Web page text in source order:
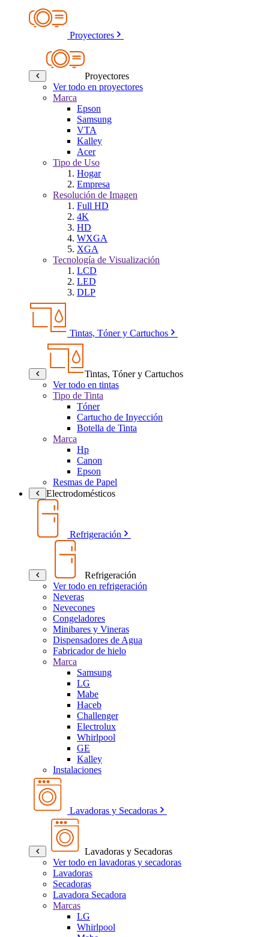
Proyectores
Proyectores
Ver todo en proyectores
Marca
Epson
Samsung
VTA
Kalley
Acer
Tipo de Uso
Hogar
Empresa
Resolución de Imagen
Full HD
4K
HD
WXGA
XGA
Tecnología de Visualización
LCD
LED
DLP
Tintas, Tóner y Cartuchos
Tintas, Tóner y Cartuchos
Ver todo en tintas
Tipo de Tinta
Tóner
Cartucho de Inyección
Botella de Tinta
Marca
Hp
Canon
Epson
Resmas de Papel
Electrodomésticos
Refrigeración
Refrigeración
Ver todo en refrigeración
Neveras
Nevecones
Congeladores
Minibares y Vineras
Dispensadores de Agua
Fabricador de hielo
Marca
Samsung
LG
Mabe
Haceb
Challenger
Electrolux
Whirlpool
GE
Kalley
Instalaciones
Lavadoras y Secadoras
Lavadoras y Secadoras
Ver todo en lavadoras y secadoras
Lavadoras
Secadoras
Lavadora Secadora
Marcas
LG
Whirlpool